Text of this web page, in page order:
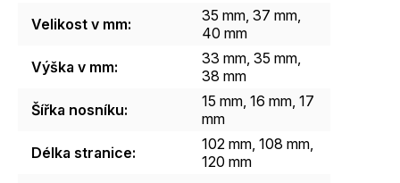
Velikost v mm:
35 mm, 37 mm,
40 mm
Výška v mm:
33 mm, 35 mm,
38 mm
Šířka nosníku:
15 mm, 16 mm, 17
mm
Délka stranice:
102 mm, 108 mm,
120 mm